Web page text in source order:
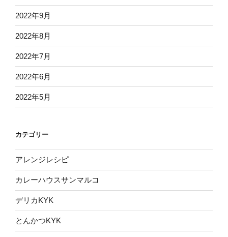
2022年9月
2022年8月
2022年7月
2022年6月
2022年5月
カテゴリー
アレンジレシピ
カレーハウスサンマルコ
デリカKYK
とんかつKYK